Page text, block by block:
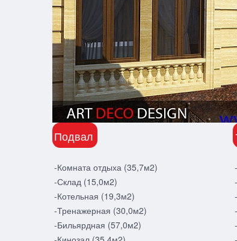
Подвал
-Комната отдыха (35,7м2)
-Склад (15,0м2)
-Котельная (19,3м2)
-Тренажерная (30,0м2)
-Бильярдная (57,0м2)